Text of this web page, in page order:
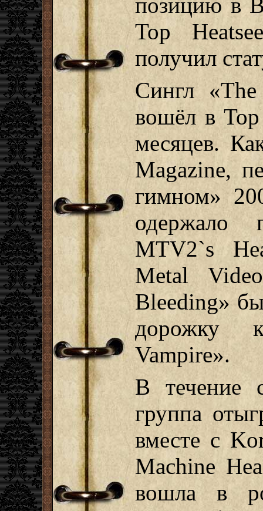
Top
получил
Сингл
вошёл в
месяцев.
Magazine,
гимном»
одержало
MTV2`s
Metal
Bleeding»
дорожку
Vampire».
В течение
группа
вместе с
Machine
вошла в